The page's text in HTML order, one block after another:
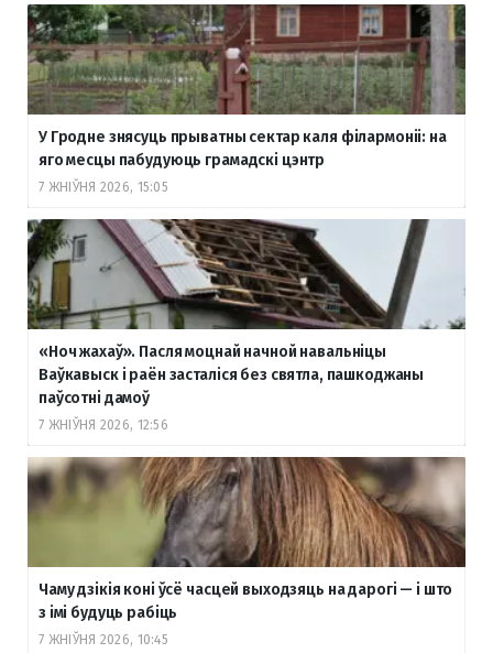
У Гродне знясуць прыватны сектар каля філармоніі: на
яго месцы пабудуюць грамадскі цэнтр
7 ЖНІЎНЯ 2026, 15:05
«Ноч жахаў». Пасля моцнай начной навальніцы
Ваўкавыск і раён засталіся без святла, пашкоджаны
паўсотні дамоў
7 ЖНІЎНЯ 2026, 12:56
Чаму дзікія коні ўсё часцей выходзяць на дарогі — і што
з імі будуць рабіць
7 ЖНІЎНЯ 2026, 10:45